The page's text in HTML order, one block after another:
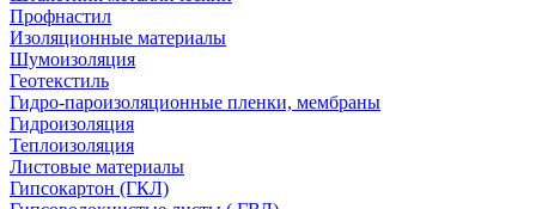
Профнастил
Изоляционные материалы
Шумоизоляция
Геотекстиль
Гидро-пароизоляционные пленки, мембраны
Гидроизоляция
Теплоизоляция
Листовые материалы
Гипсокартон (ГКЛ)